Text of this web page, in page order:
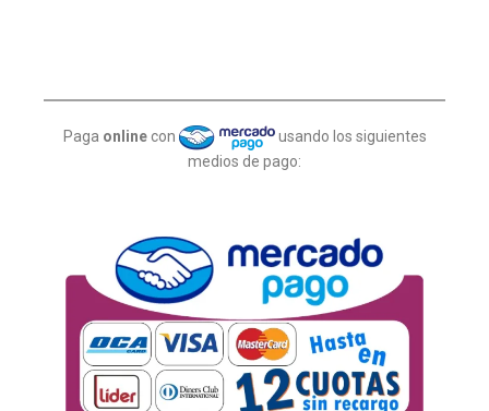
Paga online con
usando los siguientes
medios de pago: